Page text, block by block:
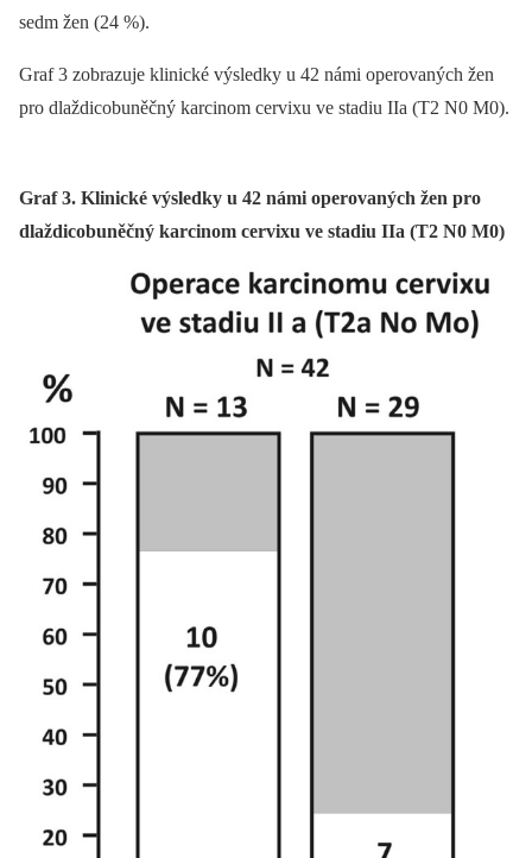
sedm žen (24 %).
Graf 3 zobrazuje klinické výsledky u 42 námi operovaných žen
pro dlaždicobuněčný karcinom cervixu ve stadiu IIa (T2 N0 M0).
Graf 3. Klinické výsledky u 42 námi operovaných žen pro
dlaždicobuněčný karcinom cervixu ve stadiu IIa (T2 N0 M0)